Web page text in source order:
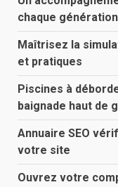
chaque génération
Maîtrisez la
et pratiques
Piscines à
baignade haut de
Annuaire SEO
votre site
Ouvrez votre